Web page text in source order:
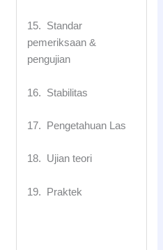
15. Standar
pemeriksaan &
pengujian
16. Stabilitas
17. Pengetahuan Las
18. Ujian teori
19. Praktek